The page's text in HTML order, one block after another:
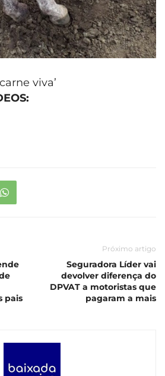
viva’
:
pais
Próximo artigo
Seguradora Líder vai
devolver diferença do
DPVAT a motoristas que
pagaram a mais